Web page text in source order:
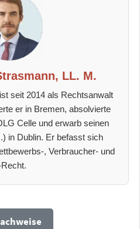
LL. M.
seit 2014 als Rechtsanwalt
er in Bremen, absolvierte
Celle und erwarb seinen
in Dublin. Er befasst sich
, Verbraucher- und
Recht.